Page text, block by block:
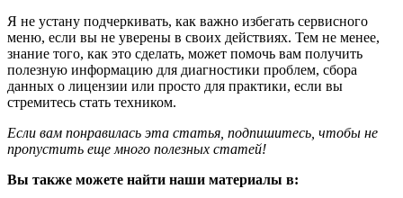
Я не устану подчеркивать, как важно избегать сервисного
меню, если вы не уверены в своих действиях. Тем не менее,
знание того, как это сделать, может помочь вам получить
полезную информацию для диагностики проблем, сбора
данных о лицензии или просто для практики, если вы
стремитесь стать техником.
Если вам понравилась эта статья, подпишитесь, чтобы не
пропустить еще много полезных статей!
Вы также можете найти наши материалы в: